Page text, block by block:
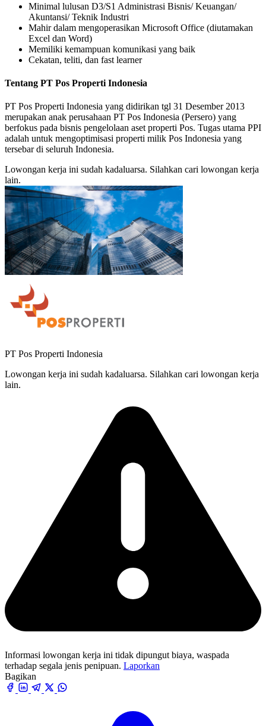
Minimal lulusan D3/S1 Administrasi Bisnis/ Keuangan/
Akuntansi/ Teknik Industri
Mahir dalam mengoperasikan Microsoft Office (diutamakan
Excel dan Word)
Memiliki kemampuan komunikasi yang baik
Cekatan, teliti, dan fast learner
Tentang PT Pos Properti Indonesia
PT Pos Properti Indonesia yang didirikan tgl 31 Desember 2013
merupakan anak perusahaan PT Pos Indonesia (Persero) yang
berfokus pada bisnis pengelolaan aset properti Pos. Tugas utama PPI
adalah untuk mengoptimisasi properti milik Pos Indonesia yang
tersebar di seluruh Indonesia.
Lowongan kerja ini sudah kadaluarsa. Silahkan cari lowongan kerja
lain.
PT Pos Properti Indonesia
Lowongan kerja ini sudah kadaluarsa. Silahkan cari lowongan kerja
lain.
Informasi lowongan kerja ini tidak dipungut biaya, waspada
terhadap segala jenis penipuan. Laporkan
Bagikan